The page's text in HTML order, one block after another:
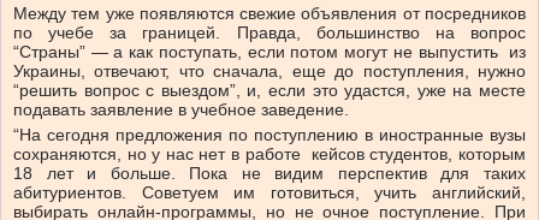
Между тем уже появляются свежие объявления от посредников
по учебе за границей. Правда, большинство на вопрос
“Страны” — а как поступать, если потом могут не выпустить из
Украины, отвечают, что сначала, еще до поступления, нужно
“решить вопрос с выездом”, и, если это удастся, уже на месте
подавать заявление в учебное заведение.
“На сегодня предложения по поступлению в иностранные вузы
сохраняются, но у нас нет в работе кейсов студентов, которым
18 лет и больше. Пока не видим перспектив для таких
абитуриентов. Советуем им готовиться, учить английский,
выбирать онлайн-программы, но не очное поступление. При